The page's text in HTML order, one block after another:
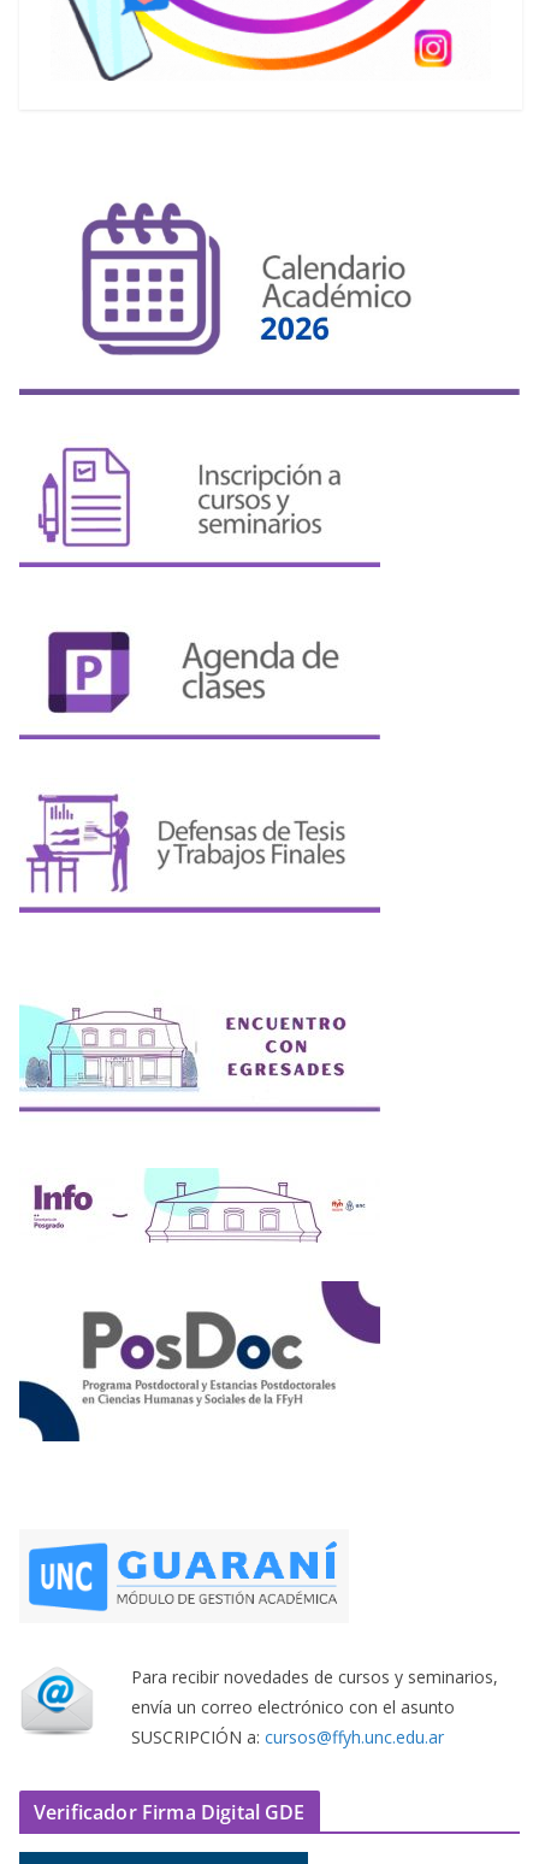
Para recibir novedades de cursos y seminarios,
envía un correo electrónico con el asunto
SUSCRIPCIÓN a: cursos@ffyh.unc.edu.ar
Verificador Firma Digital GDE